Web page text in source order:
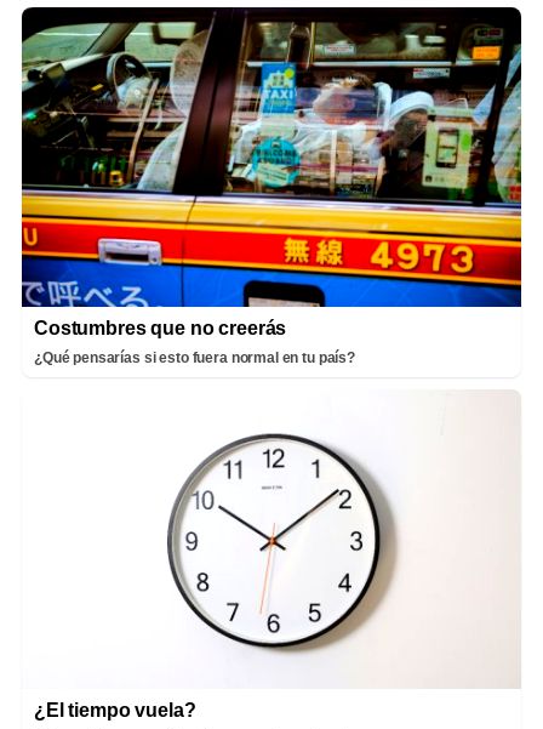
Costumbres que no creerás
¿Qué pensarías si esto fuera normal en tu país?
¿El tiempo vuela?